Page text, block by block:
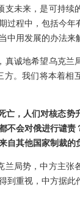
未来，是可持续
过程中，包括今年
用发展的办法来
真诚地希望乌克兰
。我们将本着相
，人们对核态势
不会对俄进行谴责
自其他国家制裁的
兰局势，中方主张
到重视，中方据此